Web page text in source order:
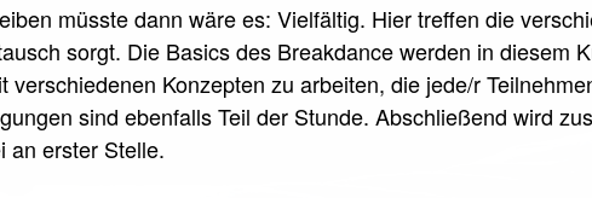
müsste dann wäre es: Vielfältig. Hier treffen die
sorgt. Die Basics des Breakdance werden in diesem
Konzepten zu arbeiten, die jede/r
sind ebenfalls Teil der Stunde. Abschließend wird
an erster Stelle.